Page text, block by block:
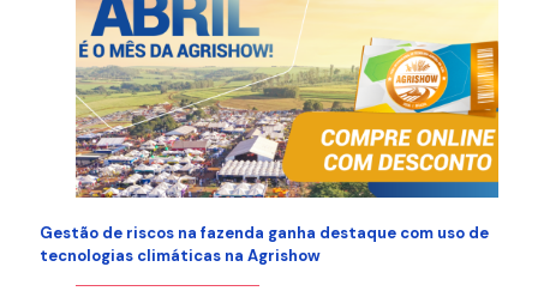
Gestão de riscos na fazenda ganha destaque com uso de
tecnologias climáticas na Agrishow